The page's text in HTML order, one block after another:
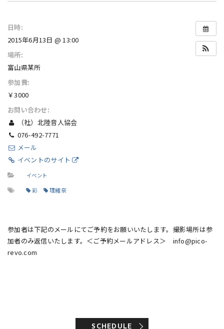
日時:
2015年6月13日 @ 13:00
場所:
富山県某所
参加費:
￥3000
お問い合わせ:
（社）北陸音人協会
076-492-7771
メール
イベントのサイト
イベント
彩 理緒奈
参加者は下記のメールにてご予約をお願いいたします。撮影場所は参
加者のみ返信いたします。＜ご予約メールアドレス＞ info@pico-
revo.com
SCHEDULE